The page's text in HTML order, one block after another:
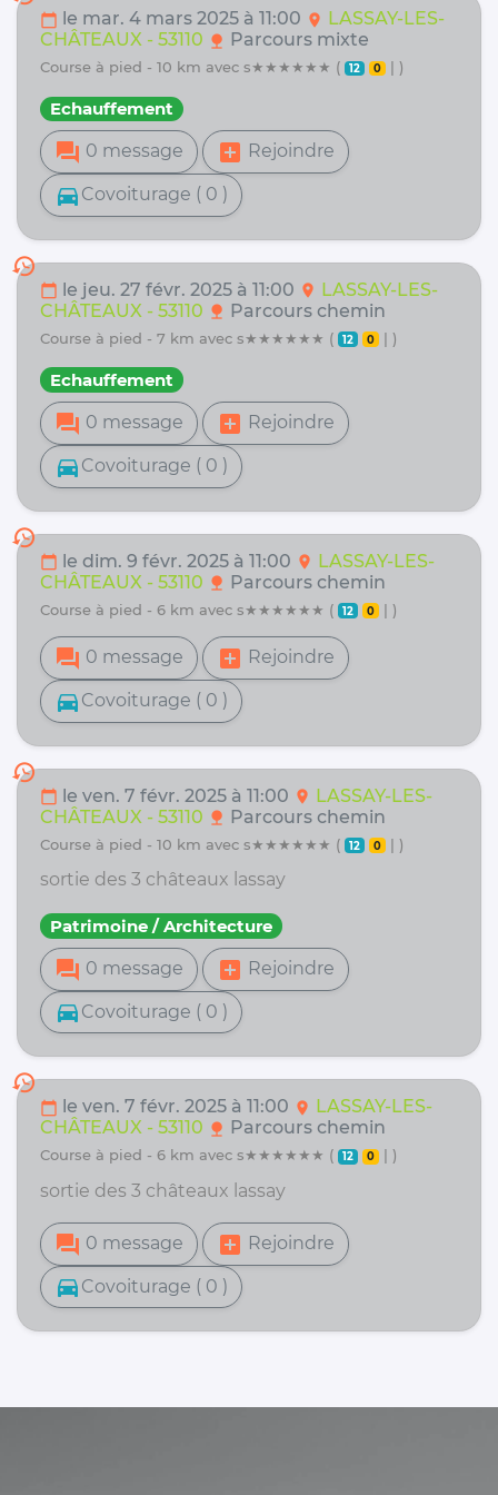
calendar_today le mar. 4 mars 2025 à 11:00 location_on LASSAY-LES-
CHÂTEAUX - 53110 nature Parcours mixte
course à pied - 10 km avec s★★★★★★ ( 12 0 | )
Echauffement
forum 0 message add_box Rejoindre
directions_car Covoiturage ( 0 )
history
calendar_today le jeu. 27 févr. 2025 à 11:00 location_on LASSAY-LES-
CHÂTEAUX - 53110 nature Parcours chemin
course à pied - 7 km avec s★★★★★★ ( 12 0 | )
Echauffement
forum 0 message add_box Rejoindre
directions_car Covoiturage ( 0 )
history
calendar_today le dim. 9 févr. 2025 à 11:00 location_on LASSAY-LES-
CHÂTEAUX - 53110 nature Parcours chemin
course à pied - 6 km avec s★★★★★★ ( 12 0 | )
forum 0 message add_box Rejoindre
directions_car Covoiturage ( 0 )
history
calendar_today le ven. 7 févr. 2025 à 11:00 location_on LASSAY-LES-
CHÂTEAUX - 53110 nature Parcours chemin
course à pied - 10 km avec s★★★★★★ ( 12 0 | )
sortie des 3 châteaux lassay
Patrimoine / Architecture
forum 0 message add_box Rejoindre
directions_car Covoiturage ( 0 )
history
calendar_today le ven. 7 févr. 2025 à 11:00 location_on
LASSAY-LES-
CHÂTEAUX - 53110 nature Parcours chemin
course à pied - 6 km avec s★★★★★★ ( 12 0 | )
sortie des 3 châteaux lassay
forum 0 message add_box Rejoindre
directions_car Covoiturage ( 0 )